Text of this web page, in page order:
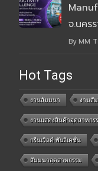
จ.นคร
By MM
Hot Tags
งานสัมมนา งานสั
งานแสดงสินค้าอุตสาหกร
กรีนเวิลด์ พับลิเคชั่น
สัมมนาอุตสาหกรรม